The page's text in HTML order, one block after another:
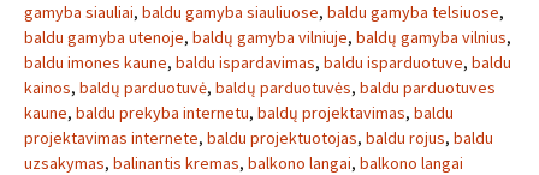
gamyba siauliai, baldu gamyba siauliuose, baldu gamyba telsiuose,
baldu gamyba utenoje, baldų gamyba vilniuje, baldų gamyba vilnius,
baldu imones kaune, baldu ispardavimas, baldu isparduotuve, baldu
kainos, baldų parduotuvė, baldų parduotuvės, baldu parduotuves
kaune, baldu prekyba internetu, baldų projektavimas, baldu
projektavimas internete, baldu projektuotojas, baldu rojus, baldu
uzsakymas, balinantis kremas, balkono langai, balkono langai